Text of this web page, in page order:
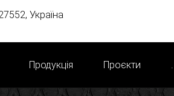
Україна
Продукція Проєкти